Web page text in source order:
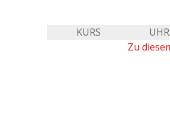
KURS
Zu